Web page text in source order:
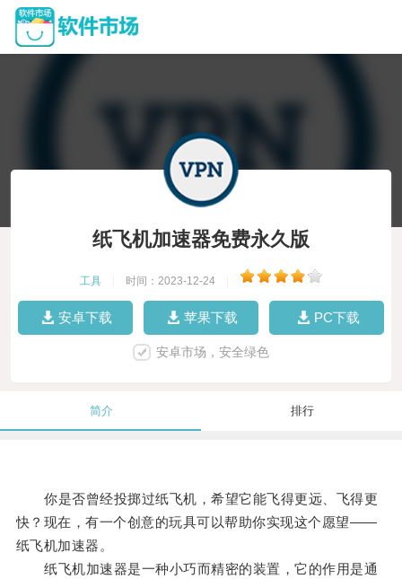
纸飞机加速器免费永久版
工具 时间：2023-12-24
安卓下载 苹果下载 PC下载
安卓市场，安全绿色
简介 排行
你是否曾经投掷过纸飞机，希望它能飞得更远、飞得更
快？现在，有一个创意的玩具可以帮助你实现这个愿望——
纸飞机加速器。
纸飞机加速器是一种小巧而精密的装置，它的作用是通